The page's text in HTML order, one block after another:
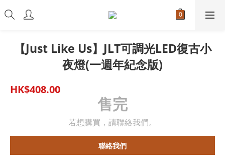
【Just Like Us】JLT可調光LED復古小
夜燈(一週年紀念版)
HK$408.00
售完
若想購買，請聯絡我們。
聯絡我們